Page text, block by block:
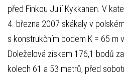
před Finkou Julií Kykkanen. V
4. března 2007 skákaly v
s konstrukčním bodem K = 65 m
Doleželová ziskem 176,1 bodů
kolech 61 a 53 metrů, před